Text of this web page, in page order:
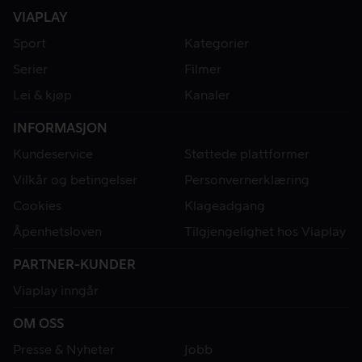
VIAPLAY
Sport
Kategorier
Serier
Filmer
Lei & kjøp
Kanaler
INFORMASJON
Kundeservice
Støttede plattformer
Vilkår og betingelser
Personvernerklæring
Cookies
Klageadgang
Åpenhetsloven
Tilgjengelighet hos Viaplay
PARTNER-KUNDER
Viaplay inngår
OM OSS
Presse & Nyheter
Jobb